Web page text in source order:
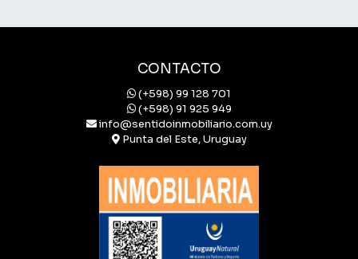
CONTACTO
(+598) 99 128 701
(+598) 91 925 949
info@sentidoinmobiliario.com.uy
Punta del Este, Uruguay